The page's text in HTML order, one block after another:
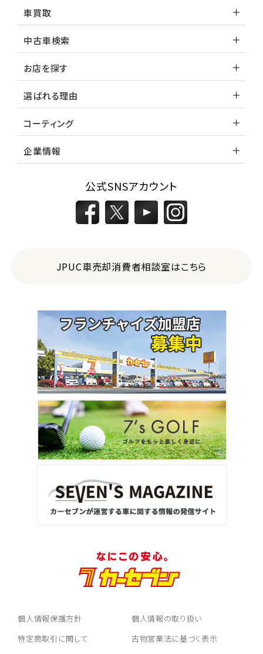
レヴォーグ
レガシィツーリングワゴン
3位
トヨタ
カローラフィールダー
ホンダ
ステップワゴン
2位
トヨタ
アルファード
3位
ヴォクシー
1位
トヨタ
ヤリスクロス
車買取
中古車検索
お店を探す
選ばれる理由
コーティング
企業情報
公式SNSアカウント
JPUC車売却消費者相談室はこちら
個人情報保護方針
個人情報の取り扱い
特定商取引に関して
古物営業法に基づく表示